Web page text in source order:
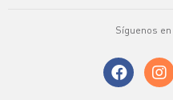
Síguenos